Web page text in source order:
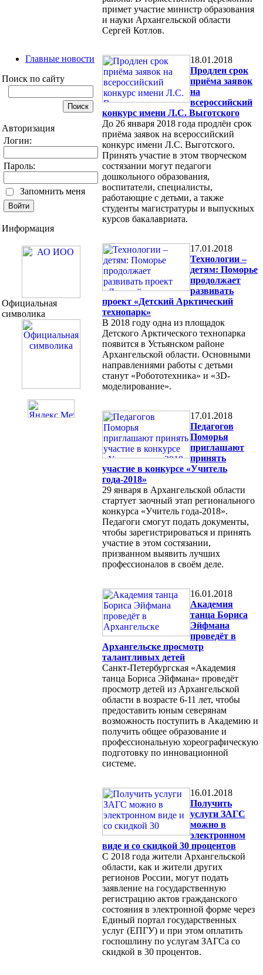
Главные новости
Поиск по сайту
Авторизация
Логин:
Пароль:
Запомнить меня
Информация
Официальная
символика
примет участие министр образования
и науки Архангельской области
Сергей Котлов.
18.01.2018
Продлен срок
приёма заявок
на
всероссийский
конкурс имени Л.С. Выготского
До 26 января 2018 года продлён срок
приёма заявок на всероссийский
конкурс имени Л.С. Выготского.
Принять участие в этом творческом
состязании могут педагоги
дошкольного образования,
воспитатели, специалисты,
работающие с детьми, а также
студенты магистратуры и выпускных
курсов бакалавриата.
17.01.2018
Технологии –
детям: Поморье
продолжает
развивать
проект «Детский Арктический
технопарк»
В 2018 году одна из площадок
Детского Арктического технопарка
появится в Устьянском районе
Архангельской области. Основными
направлениями работы с детьми
станут «Робототехника» и «3D-
моделирование».
17.01.2018
Педагогов
Поморья
приглашают
принять
участие в конкурсе «Учитель
года-2018»
29 января в Архангельской области
стартует заочный этап регионального
конкурса «Учитель года-2018».
Педагоги смогут подать документы,
чтобы зарегистрироваться и принять
участие в этом состязании,
призванном выявить лучших
профессионалов в своём деле.
16.01.2018
Академия
танца Бориса
Эйфмана
проведёт в
Архангельске просмотр
талантливых детей
Санкт-Петербургская «Академия
танца Бориса Эйфмана» проведёт
просмотр детей из Архангельской
области в возрасте 6-11 лет, чтобы
предоставить юным северянам
возможность поступить в Академию и
получить общее образование и
профессиональную хореографическую
подготовку по инновационной
системе.
16.01.2018
Получить
услуги ЗАГС
можно в
электронном
виде и со скидкой 30 процентов
С 2018 года жители Архангельской
области, как и жители других
регионов России, могут подать
заявление на государственную
регистрацию актов гражданского
состояния в электронной форме через
Единый портал государственных
услуг (ЕПГУ) и при этом оплатить
госпошлину по услугам ЗАГСа со
скидкой в 30 процентов.